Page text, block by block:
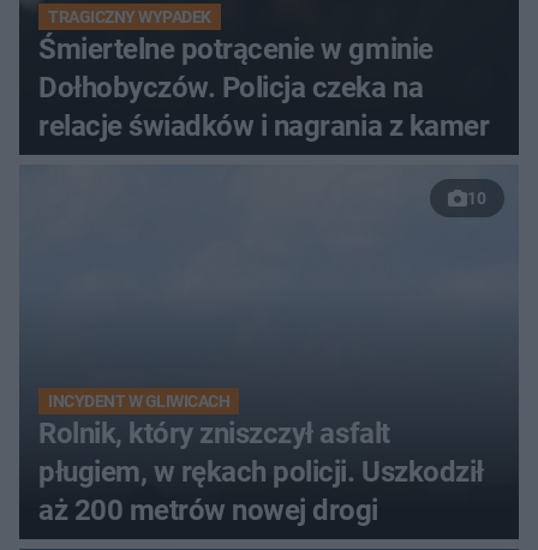
TRAGICZNY WYPADEK
Śmiertelne potrącenie w gminie
Dołhobyczów. Policja czeka na
relacje świadków i nagrania z kamer
10
INCYDENT W GLIWICACH
Rolnik, który zniszczył asfalt
pługiem, w rękach policji. Uszkodził
aż 200 metrów nowej drogi